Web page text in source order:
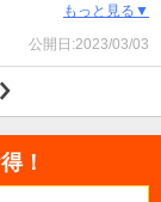
もっと見る▼
公開日:2023/03/03
！